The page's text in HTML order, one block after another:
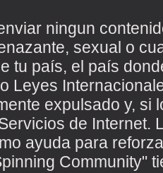
ningun
sexual o
tu país, el país
Leyes
expulsado y, si
de Internet.
ayuda para
Community"